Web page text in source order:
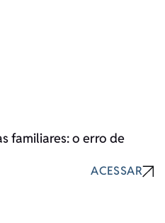
familiares: o erro de
ACESSAR